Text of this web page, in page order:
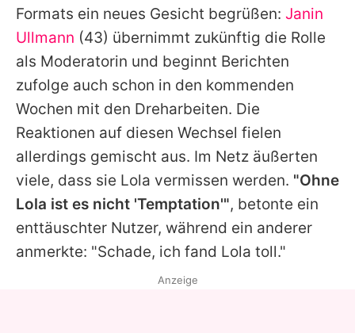
Formats ein neues Gesicht begrüßen: Janin
Ullmann (43) übernimmt zukünftig die Rolle
als Moderatorin und beginnt Berichten
zufolge auch schon in den kommenden
Wochen mit den Dreharbeiten. Die
Reaktionen auf diesen Wechsel fielen
allerdings gemischt aus. Im Netz äußerten
viele, dass sie Lola vermissen werden. "Ohne
Lola ist es nicht 'Temptation'", betonte ein
enttäuschter Nutzer, während ein anderer
anmerkte: "Schade, ich fand Lola toll."
Anzeige